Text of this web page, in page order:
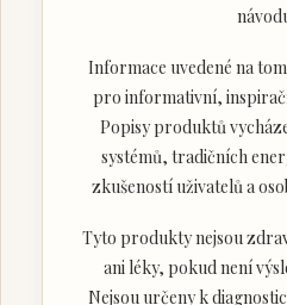
Informace uvedené na
pro informativní,
Popisy produktů
systémů, tradičních
zkušeností uživatelů a
Tyto produkty nejsou
ani léky, pokud není
Nejsou určeny k